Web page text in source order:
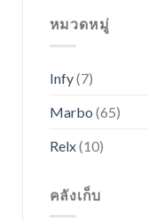
หมวดหมู่
Infy(7)
Marbo (65)
Relx(10)
คลังเก็บ